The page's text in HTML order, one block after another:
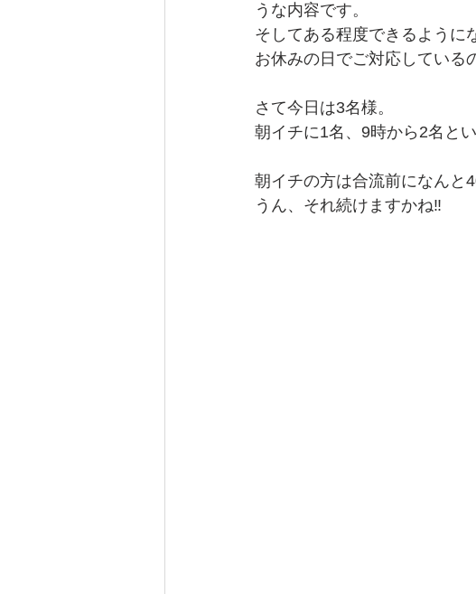
うな内容です。
そしてある程度できるように
お休みの日でご対応している
さて今日は3名様。
朝イチに1名、9時から2名とい
朝イチの方は合流前になんと
うん、それ続けますかね‼️